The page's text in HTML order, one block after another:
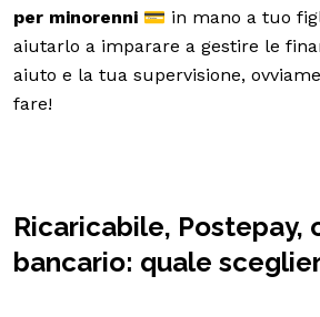
per minorenni 💳 in mano a tuo
aiutarlo a imparare a gestire le
aiuto e la tua supervisione,
fare!
Ricaricabile, Postepay,
bancario: quale